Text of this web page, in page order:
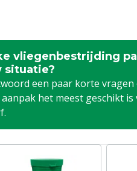
vliegenbestrijding
situatie?
een paar korte
het meest geschikt